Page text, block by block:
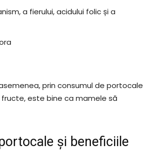
a fierului, acidului folic și a
prin consumul de portocale
este bine ca mamele să
și beneficiile